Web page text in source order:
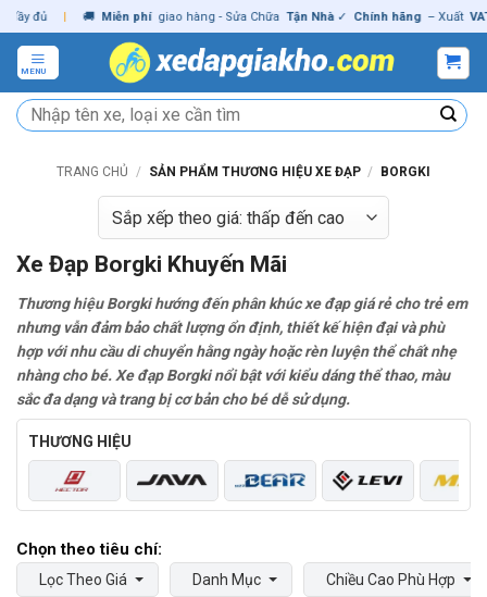
Skip
to
content
| 🚚 Miễn phí giao hàng - Sửa Chữa Tận Nhà ✓ Chính hãng – Xuất VAT đầy
MENU
Tìm
kiếm:
TRANG CHỦ / SẢN PHẨM THƯƠNG HIỆU XE ĐẠP / BORGKI
Xe Đạp Borgki Khuyến Mãi
Thương hiệu Borgki hướng đến phân khúc xe đạp giá rẻ cho trẻ em
nhưng vẫn đảm bảo chất lượng ổn định, thiết kế hiện đại và phù
hợp với nhu cầu di chuyển hằng ngày hoặc rèn luyện thể chất nhẹ
nhàng cho bé. Xe đạp Borgki nổi bật với kiểu dáng thể thao, màu
sắc đa dạng và trang bị cơ bản cho bé dễ sử dụng.
THƯƠNG HIỆU
Lọc Theo Giá Danh Mục Chiều Cao Phù Hợp